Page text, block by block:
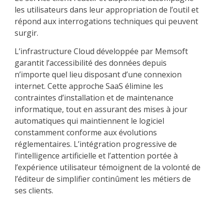
les utilisateurs dans leur appropriation de l’outil et
répond aux interrogations techniques qui peuvent
surgir.
L’infrastructure Cloud développée par Memsoft
garantit l’accessibilité des données depuis
n’importe quel lieu disposant d’une connexion
internet. Cette approche SaaS élimine les
contraintes d’installation et de maintenance
informatique, tout en assurant des mises à jour
automatiques qui maintiennent le logiciel
constamment conforme aux évolutions
réglementaires. L’intégration progressive de
l’intelligence artificielle et l’attention portée à
l’expérience utilisateur témoignent de la volonté de
l’éditeur de simplifier continûment les métiers de
ses clients.